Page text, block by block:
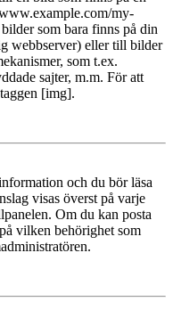
my-
som bara finns på din
webbserver) eller till bilder
som t.ex.
sajter, m.m. För att
[img].
och du bör läsa
visas överst på varje
Om du kan posta
vilken behörighet som